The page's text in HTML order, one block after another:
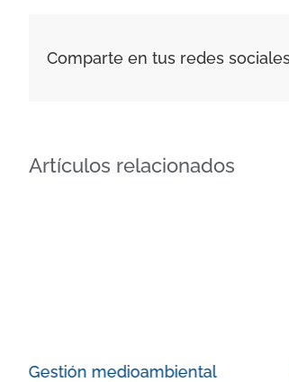
Comparte en tus redes
Artículos relacionados
Gestión medioambiental